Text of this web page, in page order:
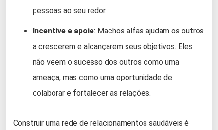
pessoas ao seu redor.
Incentive e apoie: Machos alfas ajudam os outros
a crescerem e alcançarem seus objetivos. Eles
não veem o sucesso dos outros como uma
ameaça, mas como uma oportunidade de
colaborar e fortalecer as relações.
Construir uma rede de relacionamentos saudáveis é